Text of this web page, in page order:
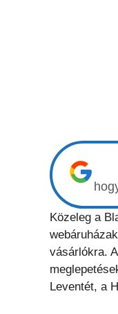
Közeleg a
vásárlókra.
Leventét, a